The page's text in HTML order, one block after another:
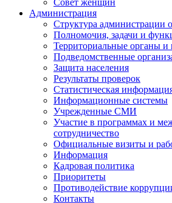
Совет женщин
Администрация
Структура администрации
Полномочия, задачи и
Территориальные органы и
Подведомственные
Защита населения
Результаты проверок
Статистическая
Информационные системы
Учрежденные СМИ
Участие в программах и
сотрудничество
Официальные визиты и
Информация
Кадровая политика
Приоритеты
Противодействие
Контакты